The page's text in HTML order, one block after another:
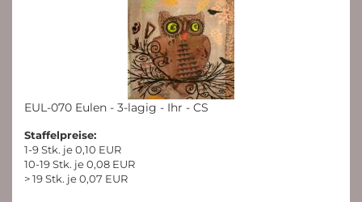
EUL-070 Eulen - 3-lagig - Ihr - CS
Staffelpreise:
1-9 Stk. je 0,10 EUR
10-19 Stk. je 0,08 EUR
> 19 Stk. je 0,07 EUR